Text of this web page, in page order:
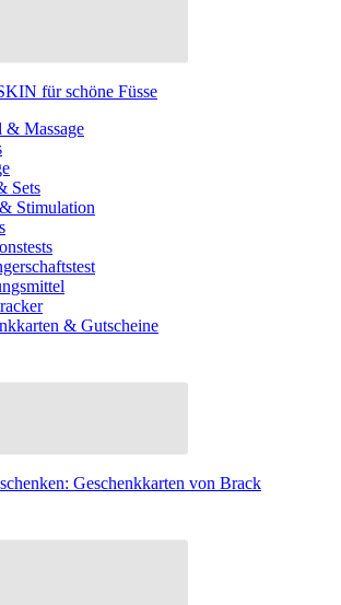
für schöne Füsse
& Massage
Sets
Stimulation
& Gutscheine
Geschenkkarten von Brack